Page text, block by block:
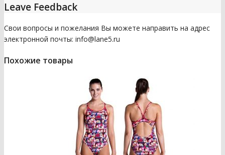
Leave Feedback
Свои вопросы и пожелания Вы можете направить на адрес
электронной почты: info@lane5.ru
Похожие товары